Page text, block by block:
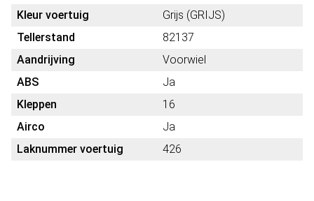
Kleur voertuig
Grijs (GRIJS)
Tellerstand
82137
Aandrijving
Voorwiel
ABS
Ja
Kleppen
16
Airco
Ja
Laknummer voertuig
426